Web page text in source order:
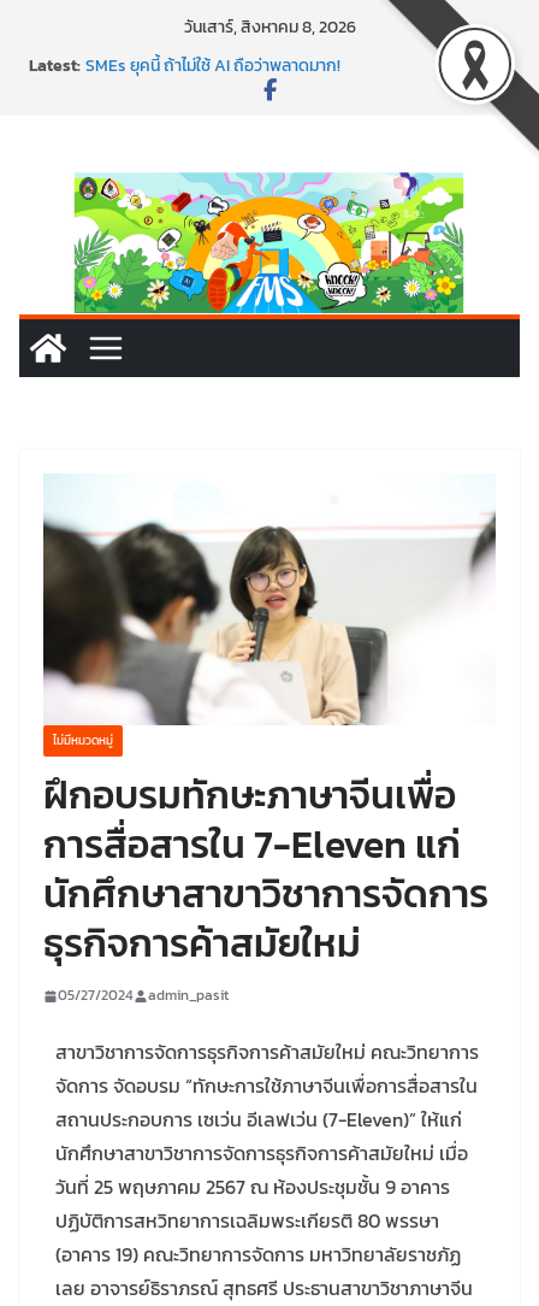
วันเสาร์, สิงหาคม 8, 2026
Latest:พาธุรกิจท้องถิ่นสู่ตลาดโลก ด้วยเทคโนโลยี AI!
SMEs ยุคนี้ ถ้าไม่ใช้ AI ถือว่าพลาดมาก!
พร้อมลุยแล้ว! ปักหมุดโรดแมป AI อัปสกิลธุรกิจให้พุ่งทะยาน
ไม่มีหมวดหมู่
ฝึกอบรมทักษะภาษาจีนเพื่อ
การสื่อสารใน 7-Eleven แก่
นักศึกษาสาขาวิชาการจัดการ
ธุรกิจการค้าสมัยใหม่
05/27/2024 admin_pasit
สาขาวิชาการจัดการธุรกิจการค้าสมัยใหม่ คณะวิทยาการ
จัดการ จัดอบรม “ทักษะการใช้ภาษาจีนเพื่อการสื่อสารใน
สถานประกอบการ เซเว่น อีเลฟเว่น (7-Eleven)” ให้แก่
นักศึกษาสาขาวิชาการจัดการธุรกิจการค้าสมัยใหม่ เมื่อ
วันที่ 25 พฤษภาคม 2567 ณ ห้องประชุมชั้น 9 อาคาร
ปฏิบัติการสหวิทยาการเฉลิมพระเกียรติ 80 พรรษา
(อาคาร 19) คณะวิทยาการจัดการ มหาวิทยาลัยราชภัฏ
เลย อาจารย์ธิราภรณ์ สุทธศรี ประธานสาขาวิชาภาษาจีน